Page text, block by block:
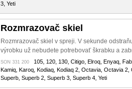
3, Yeti
Rozmrazovač skiel
Rozmrazovač skiel v spreji. V sekunde
výrobku už nebudete potrebovať škrabku a
SON 331 200 105, 120, 130, Citigo, Elroq, Enyaq,
Kamiq, Karoq, Kodiaq, Kodiaq 2, Octavia, Octavia
Superb, Superb 2, Superb 3, Superb 4, Yeti